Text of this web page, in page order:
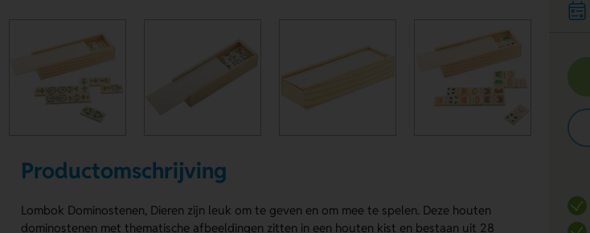
Productomschrijving
Lombok Dominostenen, Dieren zijn leuk om te geven en om mee te spelen. Deze houten
dominostenen met thematische afbeeldingen zitten in een houten kist en bestaan uit 28